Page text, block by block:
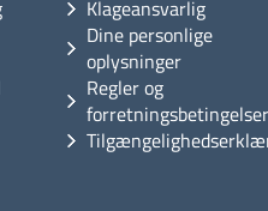
Klageansvarlig
Dine personlige
oplysninger
Regler og
forretningsbetingelser